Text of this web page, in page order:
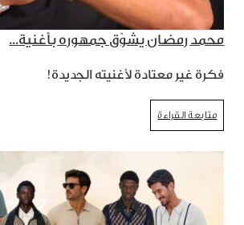
محمد رمضان يشوّق جمهوره بأغنية...
فكرة غير معتادة لأغنيته الجديدة!
متابعة القراءة